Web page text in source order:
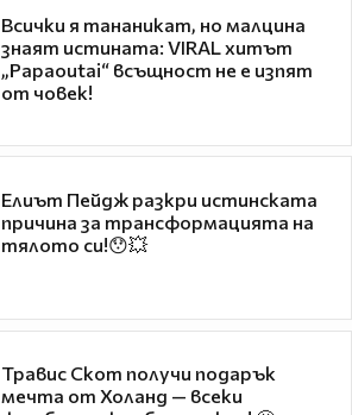
Всички я тананикат, но малцина
знаят истината: VIRAL хитът
„Papaoutai“ всъщност не е изпят
от човек!
Елиът Пейдж разкри истинската
причина за трансформацията на
тялото си!😯💥
Травис Скот получи подарък
мечта от Холанд — всеки